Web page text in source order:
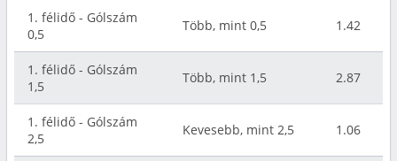
1. félidő - Gólszám
0,5
Több, mint 0,5 1.42
1. félidő - Gólszám
1,5
Több, mint 1,5 2.87
1. félidő - Gólszám
2,5
Kevesebb, mint 2,5 1.06